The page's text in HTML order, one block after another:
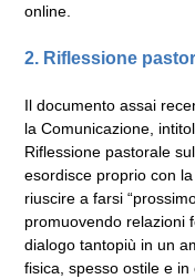
online.
2. Riflessione
Il documento assai
la Comunicazione,
Riflessione pastorale
esordisce proprio con
riuscire a farsi
promuovendo relazioni
dialogo tantopiù in un
fisica, spesso ostile e in